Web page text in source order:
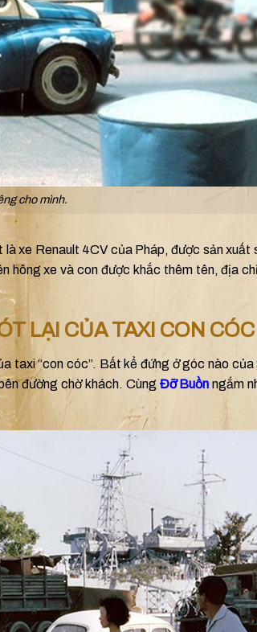
cho mình.
là xe Renault 4CV của Pháp, được sản xuất
hông xe và con được khắc thêm tên, địa
LẠI CỦA TAXI CON CÓC
taxi “con cóc”. Bất kể đứng ở góc nào của
đường chờ khách. Cùng Đỡ Buồn ngắm